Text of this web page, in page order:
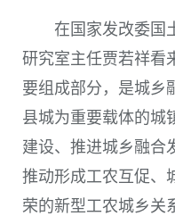
在国家发改委国
研究室主任贾若祥看
要组成部分，是城乡
县城为重要载体的城
建设、推进城乡融合
推动形成工农互促、
荣的新型工农城乡关